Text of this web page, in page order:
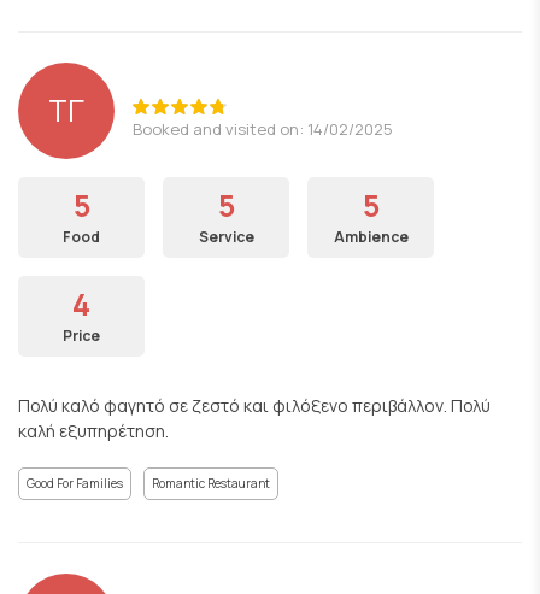
ΤΓ Booked and visited on: 14/02/2025
5
Food
5
Service
5
Ambience
4
Price
Πολύ καλό φαγητό σε ζεστό και φιλόξενο περιβάλλον. Πολύ
καλή εξυπηρέτηση.
Good For Families Romantic Restaurant